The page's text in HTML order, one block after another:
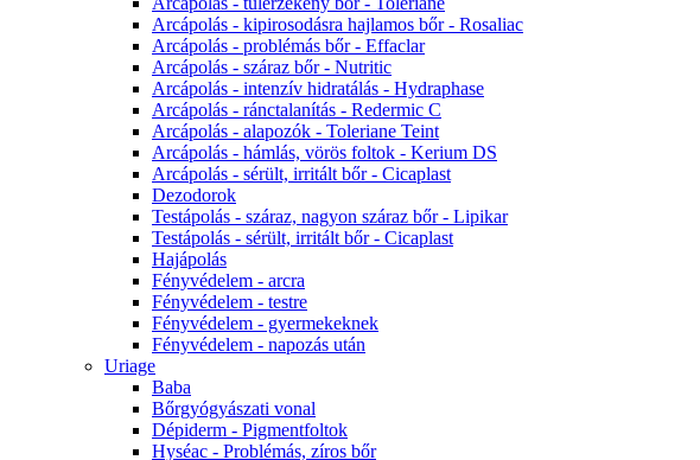
Arcápolás - kipirosodásra hajlamos bőr - Rosaliac
Arcápolás - problémás bőr - Effaclar
Arcápolás - száraz bőr - Nutritic
Arcápolás - intenzív hidratálás - Hydraphase
Arcápolás - ránctalanítás - Redermic C
Arcápolás - alapozók - Toleriane Teint
Arcápolás - hámlás, vörös foltok - Kerium DS
Arcápolás - sérült, irritált bőr - Cicaplast
Dezodorok
Testápolás - száraz, nagyon száraz bőr - Lipikar
Testápolás - sérült, irritált bőr - Cicaplast
Hajápolás
Fényvédelem - arcra
Fényvédelem - testre
Fényvédelem - gyermekeknek
Fényvédelem - napozás után
Uriage
Baba
Bőrgyógyászati vonal
Dépiderm - Pigmentfoltok
Hyséac - Problémás, zíros bőr